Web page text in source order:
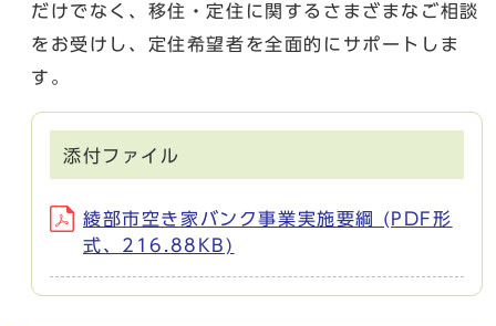
だけでなく、移住・定住に関するさまざまなご相談
をお受けし、定住希望者を全面的にサポートしま
す。
添付ファイル
綾部市空き家バンク事業実施要綱 (PDF形
式、216.88KB)